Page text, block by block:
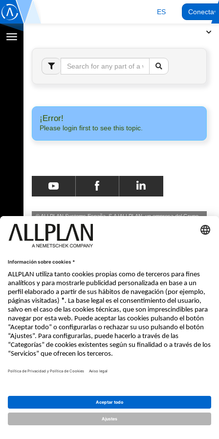
ES
Cambiar
navegación
¡Error!
Please login first to see this topic.
© ALLPLAN Systems España, S.A ALLPLAN, un empresa delGrupo
Nemetschek